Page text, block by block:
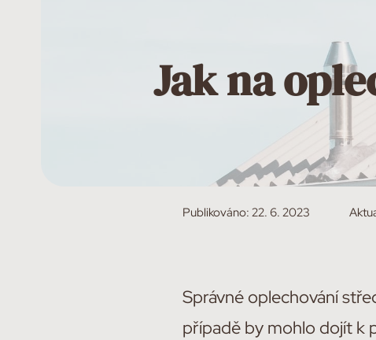
Jak na
Publikováno: 22. 6. 2023
Správné oplechování
případě by mohlo dojít k